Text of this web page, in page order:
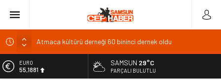
Malatya Arkeoloji Müzesi deprem sonrası yeniden açıldı
Akyön: Mekke Anlaşması Hilfü’l
Arslantepe Höyüğü’nde kralın taht odası ilk kez açıldı
EURO
55,1881
SAMSUN 29°C
PARÇALI BULUTLU